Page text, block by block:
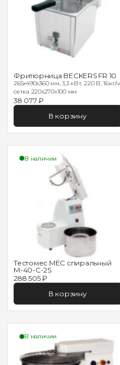
Фритюрница BECKERS FR 10
265x490x360 мм, 3,3 кВт, 220 В, 16кг/ч,
сетка 220х270х100 мм
38 077 ₽
В корзину
В наличии
Тестомес MEC спиральный
M-40-C-2S
288 505 ₽
В корзину
В наличии